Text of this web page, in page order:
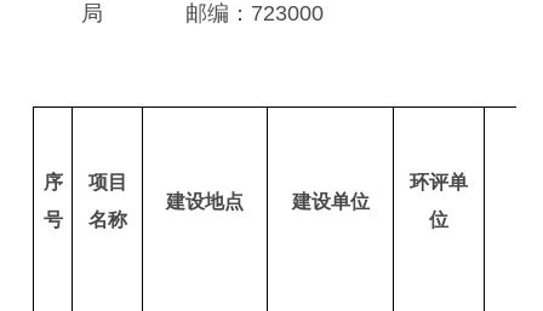
局 邮编：723000
序
号
项目
名称
建设地点 建设单位
环评单
位